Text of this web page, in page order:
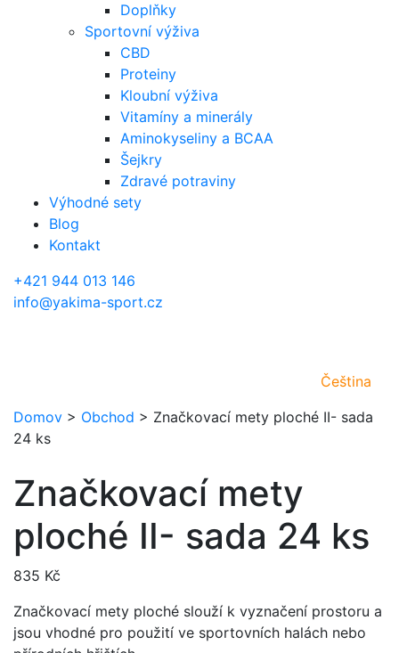
Doplňky
Sportovní výživa
CBD
Proteiny
Kloubní výživa
Vitamíny a minerály
Aminokyseliny a BCAA
Šejkry
Zdravé potraviny
Výhodné sety
Blog
Kontakt
+421 944 013 146
info@yakima-sport.cz
Čeština
Domov > Obchod > Značkovací mety ploché II- sada
24 ks
Značkovací mety
ploché II- sada 24 ks
835 Kč
Značkovací mety ploché slouží k vyznačení prostoru a
jsou vhodné pro použití ve sportovních halách nebo